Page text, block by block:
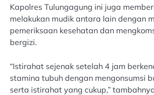
Kapolres Tulungagung ini juga
melakukan mudik antara lain dengan
pemeriksaan kesehatan dan
bergizi.
“Istirahat sejenak setelah 4 jam
stamina tubuh dengan mengonsumsi
serta istirahat yang cukup,”